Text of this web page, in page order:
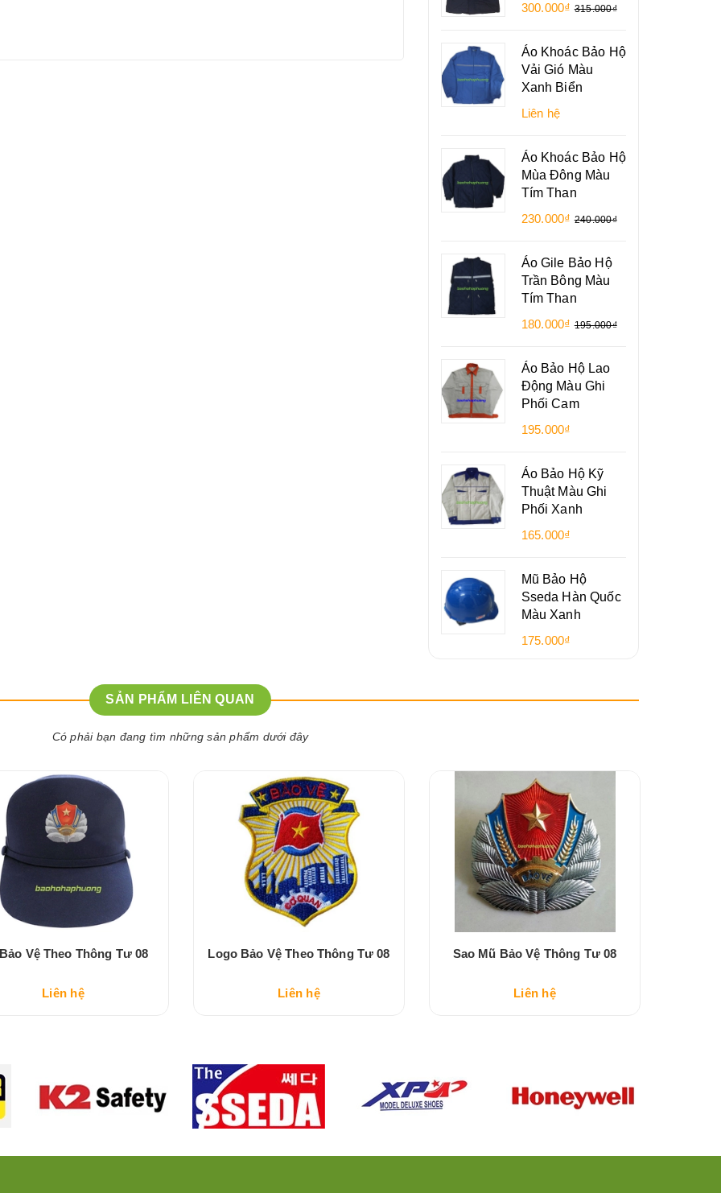
300.000₫ 315.000₫
Áo Khoác Bảo Hộ
Vải Gió Màu
Xanh Biển
Liên hệ
Áo Khoác Bảo Hộ
Mùa Đông Màu
Tím Than
230.000₫ 240.000₫
Áo Gile Bảo Hộ
Trần Bông Màu
Tím Than
180.000₫ 195.000₫
Áo Bảo Hộ Lao
Động Màu Ghi
Phối Cam
195.000₫
Áo Bảo Hộ Kỹ
Thuật Màu Ghi
Phối Xanh
165.000₫
Mũ Bảo Hộ
Sseda Hàn Quốc
Màu Xanh
175.000₫
SẢN PHẨM LIÊN QUAN
Có phải bạn đang tìm những sản phẩm dưới đây
Vệ Theo Thông Tư 08
Liên hệ
Logo Bảo Vệ Theo Thông Tư 08
Liên hệ
Sao Mũ Bảo Vệ Thông Tư 08
Liên hệ